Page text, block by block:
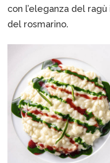
con l’eleganza del
del rosmarino.